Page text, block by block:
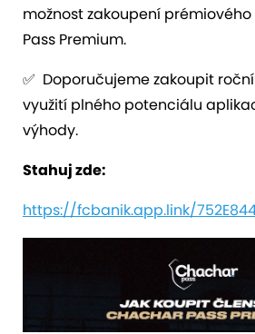
možnost zakoupení
Pass Premium.
✅ Doporučujeme zakoupit
využití plného potenciálu
výhody.
Stahuj zde:
https://fcbanik.app.link/